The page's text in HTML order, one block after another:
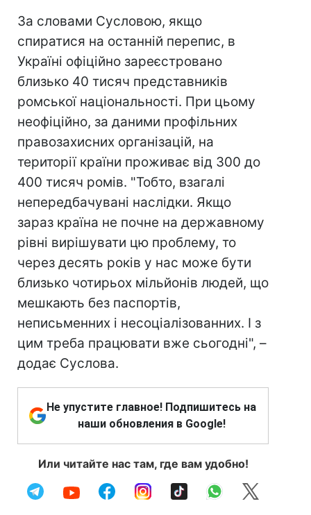
За словами Сусловою, якщо
спиратися на останній перепис, в
Україні офіційно зареєстровано
близько 40 тисяч представників
ромської національності. При цьому
неофіційно, за даними профільних
правозахисних організацій, на
території країни проживає від 300 до
400 тисяч ромів. "Тобто, взагалі
непередбачувані наслідки. Якщо
зараз країна не почне на державному
рівні вирішувати цю проблему, то
через десять років у нас може бути
близько чотирьох мільйонів людей, що
мешкають без паспортів,
неписьменних і несоціалізованних. І з
цим треба працювати вже сьогодні", –
додає Суслова.
Не упустите главное! Подпишитесь на
наши обновления в Google!
Или читайте нас там, где вам удобно!